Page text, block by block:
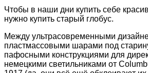
Чтобы в наши дни купить себе
нужно купить старый глобус.
Между ультрасовременными
пластмассовыми шарами под
пафосными конструкциями для
немецкими светильниками от